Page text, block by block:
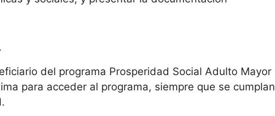
del programa Prosperidad Social Adulto Mayor
para acceder al programa, siempre que se cumplan